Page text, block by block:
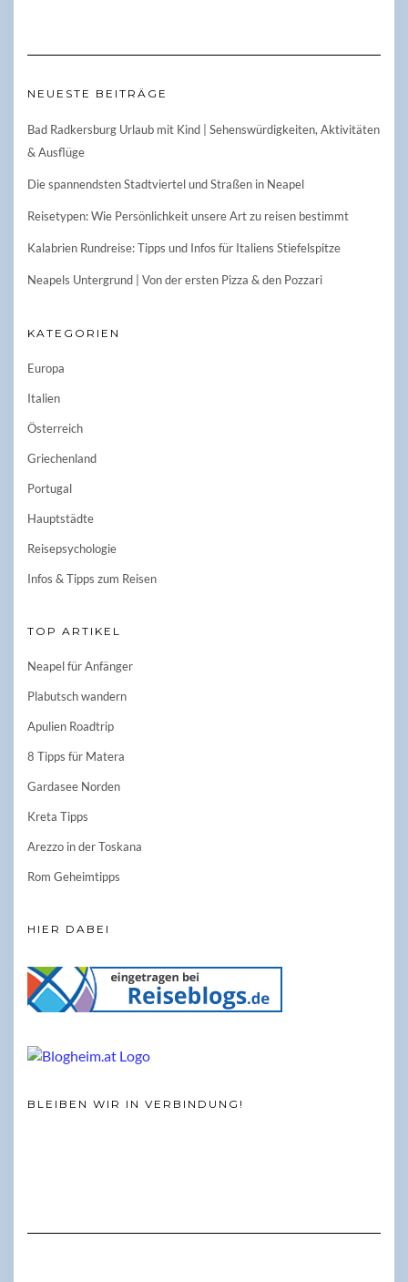
NEUESTE BEITRÄGE
Bad Radkersburg Urlaub mit Kind | Sehenswürdigkeiten, Aktivitäten
& Ausflüge
Die spannendsten Stadtviertel und Straßen in Neapel
Reisetypen: Wie Persönlichkeit unsere Art zu reisen bestimmt
Kalabrien Rundreise: Tipps und Infos für Italiens Stiefelspitze
Neapels Untergrund | Von der ersten Pizza & den Pozzari
KATEGORIEN
Europa
Italien
Österreich
Griechenland
Portugal
Hauptstädte
Reisepsychologie
Infos & Tipps zum Reisen
TOP ARTIKEL
Neapel für Anfänger
Plabutsch wandern
Apulien Roadtrip
8 Tipps für Matera
Gardasee Norden
Kreta Tipps
Arezzo in der Toskana
Rom Geheimtipps
HIER DABEI
BLEIBEN WIR IN VERBINDUNG!